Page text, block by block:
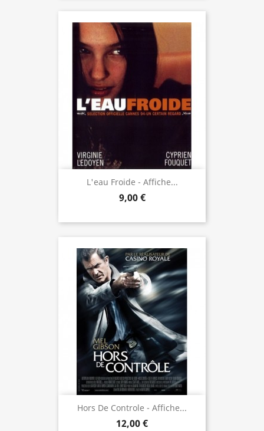
L'eau Froide - Affiche...
9,00 €
Hors De Controle - Affiche...
12,00 €